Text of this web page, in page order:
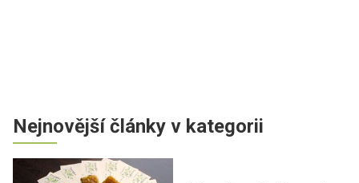
Nejnovější články v kategorii